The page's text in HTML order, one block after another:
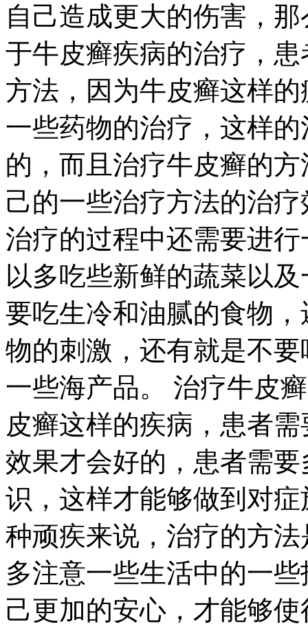
自己造成更大的伤害，
于牛皮癣疾病的治疗，
方法，因为牛皮癣这样
一些药物的治疗，这样
的，而且治疗牛皮癣的
己的一些治疗方法的治
治疗的过程中还需要进
以多吃些新鲜的蔬菜以
要吃生冷和油腻的食物
物的刺激，还有就是不
一些海产品。 治疗牛皮
皮癣这样的疾病，患者
效果才会好的，患者需
识，这样才能够做到对
种顽疾来说，治疗的方
多注意一些生活中的一
己更加的安心，才能够